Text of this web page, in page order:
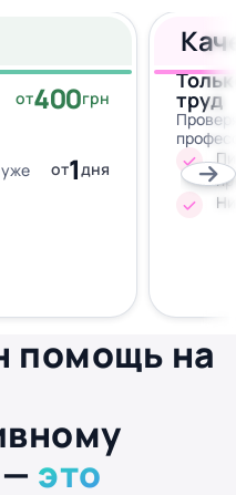
от400грн
от1дня
труд
помощь на
это